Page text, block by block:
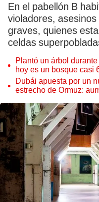
En el pabellón B
violadores,
graves, quienes
celdas
Plantó un árbol
hoy es un bosque casi
Parque de las
Dubái apuesta por un
estrecho de Ormuz: